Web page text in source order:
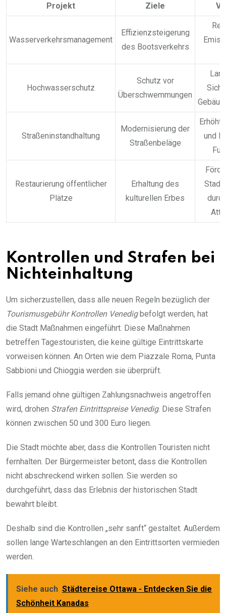
Projekt Ziele
Wasserverkehrsmanagement
Effizienzsteigerung
des Bootsverkehrs
Hochwasserschutz
Schutz vor
Überschwemmungen
Straßeninstandhaltung
Modernisierung der
Straßenbeläge
und
Restaurierung öffentlicher
Plätze
Erhaltung des
kulturellen Erbes
Kontrollen und Strafen bei
Nichteinhaltung
Um sicherzustellen, dass alle neuen Regeln bezüglich der
Tourismusgebühr Kontrollen Venedigbefolgt werden, hat
die Stadt Maßnahmen eingeführt. Diese Maßnahmen
betreffen Tagestouristen, die keine gültige Eintrittskarte
vorweisen können. An Orten wie dem Piazzale Roma, Punta
Sabbioni und Chioggia werden sie überprüft.
Falls jemand ohne gültigen Zahlungsnachweis angetroffen
wird, drohen Strafen Eintrittspreise Venedig. Diese Strafen
können zwischen 50 und 300 Euro liegen.
Die Stadt möchte aber, dass die Kontrollen Touristen nicht
fernhalten. Der Bürgermeister betont, dass die Kontrollen
nicht abschreckend wirken sollen. Sie werden so
durchgeführt, dass das Erlebnis der historischen Stadt
bewahrt bleibt.
Deshalb sind die Kontrollen „sehr sanft“ gestaltet. Außerdem
sollen lange Warteschlangen an den Eintrittsorten vermieden
werden.
Siehe auch Städtereise Ottawa - Entdecken Sie die
Schönheit Kanadas